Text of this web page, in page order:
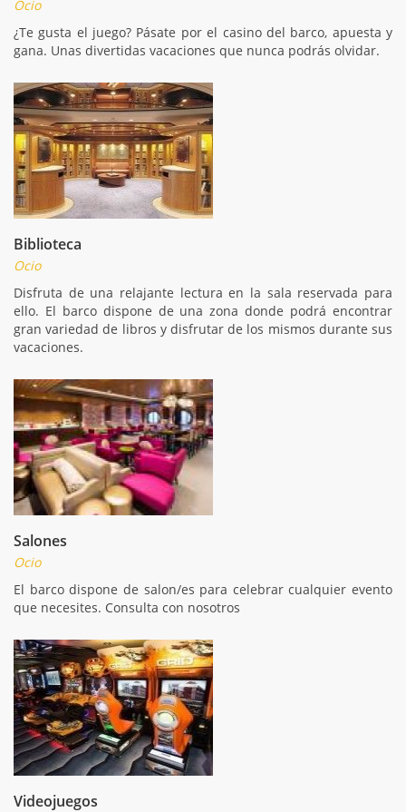
Ocio
¿Te gusta el juego? Pásate por el casino del barco, apuesta y
gana. Unas divertidas vacaciones que nunca podrás olvidar.
Biblioteca
Ocio
Disfruta de una relajante lectura en la sala reservada para
ello. El barco dispone de una zona donde podrá encontrar
gran variedad de libros y disfrutar de los mismos durante sus
vacaciones.
Salones
Ocio
El barco dispone de salon/es para celebrar cualquier evento
que necesites. Consulta con nosotros
Videojuegos